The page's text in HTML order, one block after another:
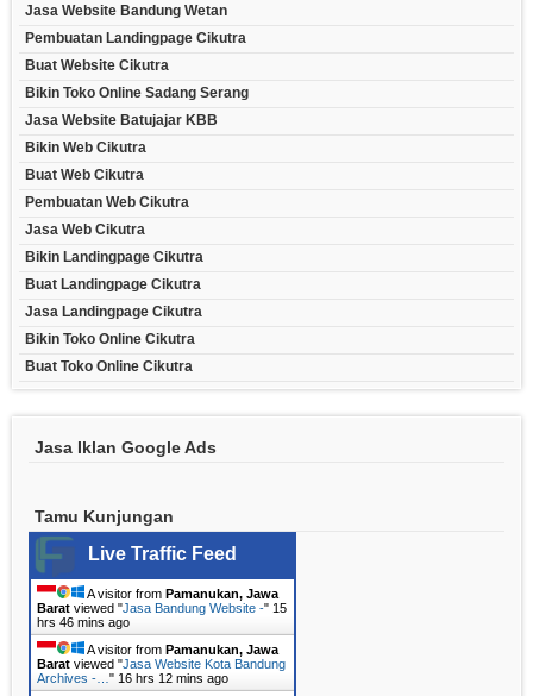
Jasa Website Bandung Wetan
Pembuatan Landingpage Cikutra
Buat Website Cikutra
Bikin Toko Online Sadang Serang
Jasa Website Batujajar KBB
Bikin Web Cikutra
Buat Web Cikutra
Pembuatan Web Cikutra
Jasa Web Cikutra
Bikin Landingpage Cikutra
Buat Landingpage Cikutra
Jasa Landingpage Cikutra
Bikin Toko Online Cikutra
Buat Toko Online Cikutra
Jasa Iklan Google Ads
Tamu Kunjungan
Live Traffic Feed
A visitor from Pamanukan, Jawa
Barat viewed "Jasa Bandung Website -" 15
hrs 46 mins ago
A visitor from Pamanukan, Jawa
Barat viewed "Jasa Website Kota Bandung
Archives -… " 16 hrs 12 mins ago